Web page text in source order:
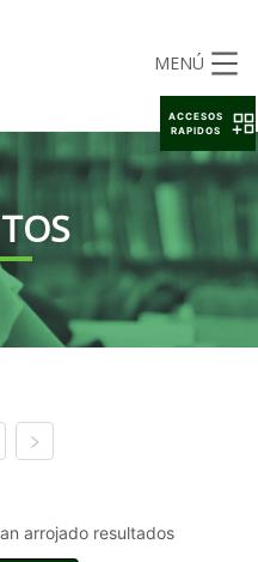
MENÚ
arrojado resultados
ACCESOS
RAPIDOS